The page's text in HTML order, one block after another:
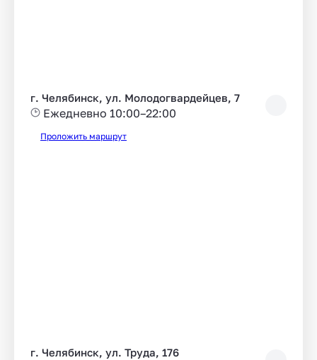
г. Челябинск, ул. Молодогвардейцев, 7
Ежедневно 10:00–22:00
Проложить маршрут
г. Челябинск, ул. Труда, 176